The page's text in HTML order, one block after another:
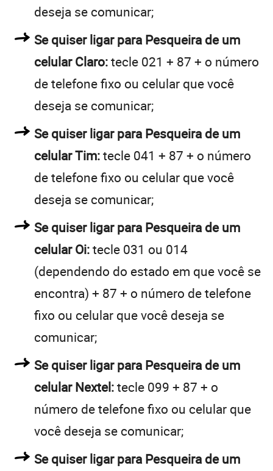
deseja se comunicar;
Se quiser ligar para Pesqueira de um
celular Claro:tecle 021 + 87 + o número
de telefone fixo ou celular que você
deseja se comunicar;
Se quiser ligar para Pesqueira de um
celular Tim:tecle 041 + 87 + o número
de telefone fixo ou celular que você
deseja se comunicar;
Se quiser ligar para Pesqueira de um
celular Oi:tecle 031 ou 014
(dependendo do estado em que você se
encontra) + 87 + o número de telefone
fixo ou celular que você deseja se
comunicar;
Se quiser ligar para Pesqueira de um
celular Nextel:tecle 099 + 87 + o
número de telefone fixo ou celular que
você deseja se comunicar;
Se quiser ligar para Pesqueira de um